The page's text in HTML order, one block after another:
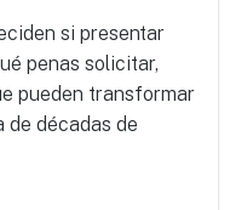
si presentar
penas solicitar,
pueden transformar
de décadas de